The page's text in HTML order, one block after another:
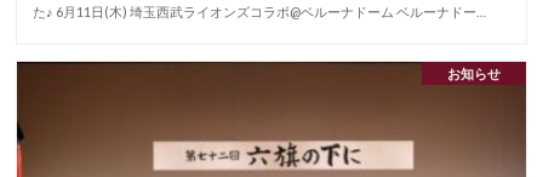
た♪ 6月11日(木) 埼玉西武ライオンズコラボ@ベルーナドーム ベルーナドー…
お知らせ